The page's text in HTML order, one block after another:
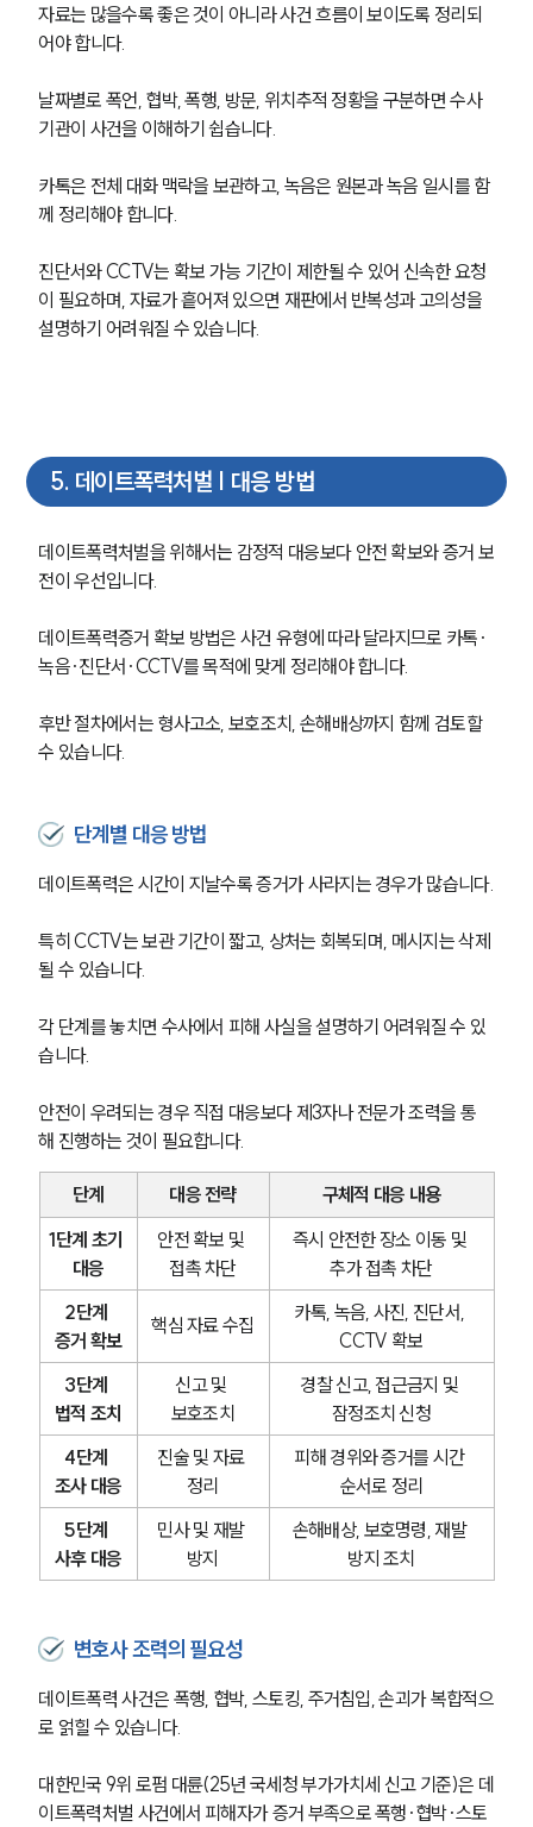
형사 법률정보
법률지식인
형사소송·상담후기
형사그룹 업무
전체
소식/자료
언론보도
공지사항
뉴스레터/브로슈어
세미나
대륜법률상담예약
자료는 많을수록 좋은 것이 아니라 사건 흐름이 보이도록 정리되
어야 합니다.
날짜별로 폭언, 협박, 폭행, 방문, 위치추적 정황을 구분하면 수사
기관이 사건을 이해하기 쉽습니다.
카톡은 전체 대화 맥락을 보관하고, 녹음은 원본과 녹음 일시를 함
께 정리해야 합니다.
진단서와 CCTV는 확보 가능 기간이 제한될 수 있어 신속한 요청
이 필요하며, 자료가 흩어져 있으면 재판에서 반복성과 고의성을
설명하기 어려워질 수 있습니다.
5. 데이트폭력처벌 | 대응 방법
데이트폭력처벌을 위해서는 감정적 대응보다 안전 확보와 증거 보
전이 우선입니다.
데이트폭력증거 확보 방법은 사건 유형에 따라 달라지므로 카톡·
녹음·진단서·CCTV를 목적에 맞게 정리해야 합니다.
후반 절차에서는 형사고소, 보호조치, 손해배상까지 함께 검토할
수 있습니다.
단계별 대응 방법
데이트폭력은 시간이 지날수록 증거가 사라지는 경우가 많습니다.
특히 CCTV는 보관 기간이 짧고, 상처는 회복되며, 메시지는 삭제
될 수 있습니다.
각 단계를 놓치면 수사에서 피해 사실을 설명하기 어려워질 수 있
습니다.
안전이 우려되는 경우 직접 대응보다 제3자나 전문가 조력을 통
해 진행하는 것이 필요합니다.
단계 대응 전략
구체적 대응 내용
1단계 초기
대응
안전 확보 및
접촉 차단
즉시 안전한 장소 이동 및
추가 접촉 차단
2단계
증거 확보
핵심 자료 수집
카톡, 녹음, 사진, 진단서,
CCTV 확보
3단계
법적 조치
신고 및
보호조치
경찰 신고, 접근금지 및
잠정조치 신청
4단계
조사 대응
진술 및 자료
정리
피해 경위와 증거를 시간
순서로 정리
5단계
사후 대응
민사 및 재발
방지
손해배상, 보호명령, 재발
방지 조치
변호사 조력의 필요성
데이트폭력 사건은 폭행, 협박, 스토킹, 주거침입, 손괴가 복합적으
로 얽힐 수 있습니다.
대한민국 9위 로펌 대륜(25년 국세청 부가가치세 신고 기준)은 데
이트폭력처벌 사건에서 피해자가 증거 부족으로 폭행·협박·스토